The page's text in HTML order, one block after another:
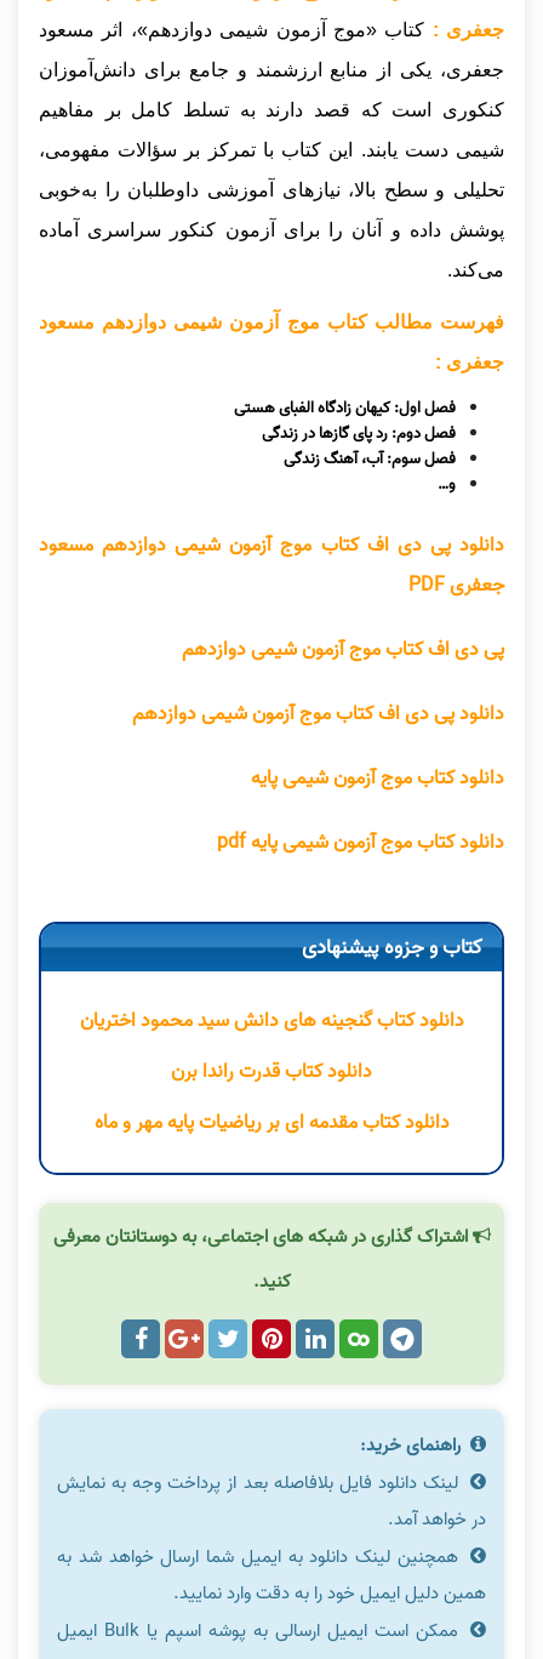
جعفری : کتاب «موج آزمون شیمی دوازدهم»، اثر مسعود
جعفری، یکی از منابع ارزشمند و جامع برای دانش‌آموزان
کنکوری است که قصد دارند به تسلط کامل بر مفاهیم
شیمی دست یابند. این کتاب با تمرکز بر سؤالات مفهومی،
تحلیلی و سطح بالا، نیازهای آموزشی داوطلبان را به‌خوبی
پوشش داده و آنان را برای آزمون کنکور سراسری آماده
می‌کند.
فهرست مطالب کتاب موج آزمون شیمی دوازدهم مسعود
جعفری :
فصل اول: کیهان زادگاه الفبای هستی
فصل دوم: رد پای گازها در زندگی
فصل سوم: آب، آهنگ زندگی
و…
دانلود پی دی اف کتاب موج آزمون شیمی دوازدهم مسعود
جعفری PDF
پی دی اف کتاب موج آزمون شیمی دوازدهم
دانلود پی دی اف کتاب موج آزمون شیمی دوازدهم
دانلود کتاب موج آزمون شیمی پایه
دانلود کتاب موج آزمون شیمی پایه pdf
کتاب و جزوه پیشنهادی
دانلود کتاب گنجینه های دانش سید محمود اختریان
دانلود کتاب قدرت راندا برن
دانلود کتاب مقدمه ای بر ریاضیات پایه مهر و ماه
اشتراک گذاری در شبکه های اجتماعی، به دوستانتان معرفی
کنید.
راهنمای خرید:
لینک دانلود فایل بلافاصله بعد از پرداخت وجه به نمایش
در خواهد آمد.
همچنین لینک دانلود به ایمیل شما ارسال خواهد شد به
همین دلیل ایمیل خود را به دقت وارد نمایید.
ممکن است ایمیل ارسالی به پوشه اسپم یا Bulk ایمیل